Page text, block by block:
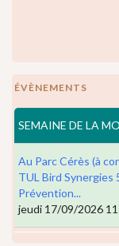
ÉVÈNEMENTS
SEMAINE DE LA
Au Parc Cérès (à
TUL Bird Synergies
Prévention...
jeudi 17/09/2026